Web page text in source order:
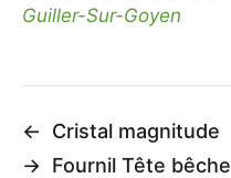
Guiller-Sur-Goyen
←
Cristal magnitude
→ Fournil Tête bêche